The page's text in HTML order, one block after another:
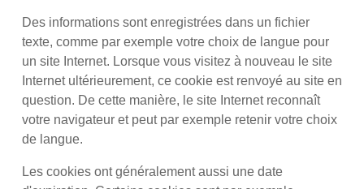
Des informations sont enregistrées dans un fichier
texte, comme par exemple votre choix de langue pour
un site Internet. Lorsque vous visitez à nouveau le site
Internet ultérieurement, ce cookie est renvoyé au site en
question. De cette manière, le site Internet reconnaît
votre navigateur et peut par exemple retenir votre choix
de langue.
Les cookies ont généralement aussi une date